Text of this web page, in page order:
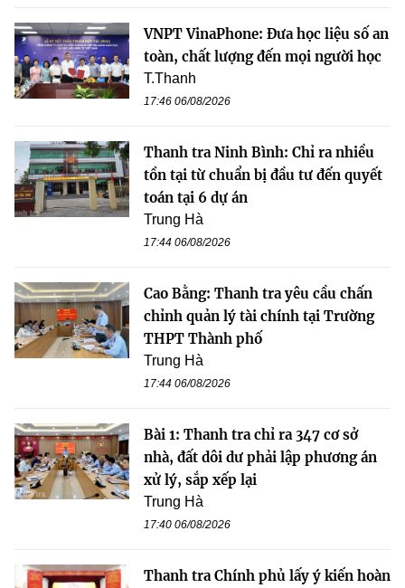
VNPT VinaPhone: Đưa học liệu số an
toàn, chất lượng đến mọi người học
T.Thanh
17:46 06/08/2026
Thanh tra Ninh Bình: Chỉ ra nhiều
tồn tại từ chuẩn bị đầu tư đến quyết
toán tại 6 dự án
Trung Hà
17:44 06/08/2026
Cao Bằng: Thanh tra yêu cầu chấn
chỉnh quản lý tài chính tại Trường
THPT Thành phố
Trung Hà
17:44 06/08/2026
Bài 1: Thanh tra chỉ ra 347 cơ sở
nhà, đất dôi dư phải lập phương án
xử lý, sắp xếp lại
Trung Hà
17:40 06/08/2026
Thanh tra Chính phủ lấy ý kiến hoàn